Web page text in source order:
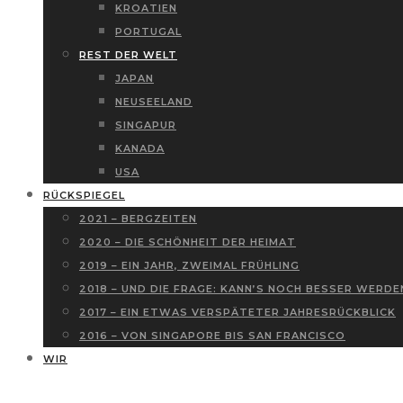
KROATIEN
PORTUGAL
REST DER WELT
JAPAN
NEUSEELAND
SINGAPUR
KANADA
USA
RÜCKSPIEGEL
2021 – BERGZEITEN
2020 – DIE SCHÖNHEIT DER HEIMAT
2019 – EIN JAHR, ZWEIMAL FRÜHLING
2018 – UND DIE FRAGE: KANN’S NOCH BESSER
2017 – EIN ETWAS VERSPÄTETER JAHRESRÜCKBLICK
2016 – VON SINGAPORE BIS SAN FRANCISCO
WIR